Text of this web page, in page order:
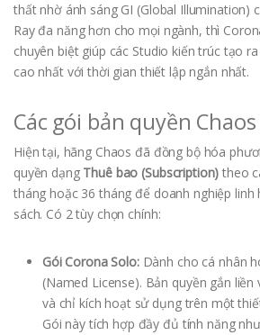
thất nhờ ánh sáng GI (Global Illumination)
Ray đa năng hơn cho mọi ngành, thì
chuyên biệt giúp các Studio kiến trúc tạo
cao nhất với thời gian thiết lập ngắn nhất.
Các gói bản quyền
Hiện tại, hãng Chaos đã đồng bộ hóa
quyền dạng Thuê bao (Subscription) theo
tháng hoặc 36 tháng để doanh nghiệp linh
sách. Có 2 tùy chọn chính:
Gói Corona Solo:Dành cho cá nhân
(Named License). Bản quyền gắn
và chỉ kích hoạt sử dụng trên một
Gói này tích hợp đầy đủ tính năng